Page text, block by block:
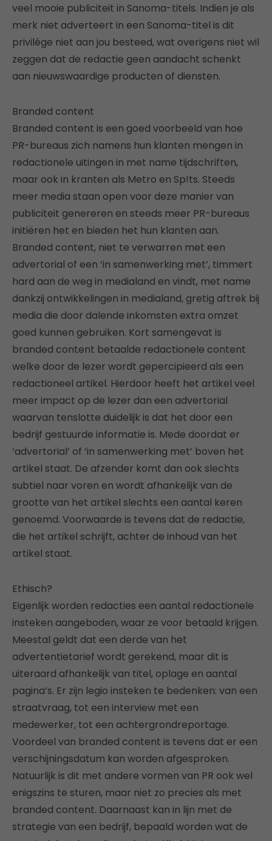
veel mooie publiciteit in Sanoma-titels. Indien je als
merk niet adverteert in een Sanoma-titel is dit
privilége niet aan jou besteed, wat overigens niet wil
zeggen dat de redactie geen aandacht schenkt
aan nieuwswaardige producten of diensten.
Branded content
Branded content is een goed voorbeeld van hoe
PR-bureaus zich namens hun klanten mengen in
redactionele uitingen in met name tijdschriften,
maar ook in kranten als Metro en Sp!ts. Steeds
meer media staan open voor deze manier van
publiciteit genereren en steeds meer PR-bureaus
initiëren het en bieden het hun klanten aan.
Branded content, niet te verwarren met een
advertorial of een ‘in samenwerking met’, timmert
hard aan de weg in medialand en vindt, met name
dankzij ontwikkelingen in medialand, gretig aftrek bij
media die door dalende inkomsten extra omzet
goed kunnen gebruiken. Kort samengevat is
branded content betaalde redactionele content
welke door de lezer wordt gepercipieerd als een
redactioneel artikel. Hierdoor heeft het artikel veel
meer impact op de lezer dan een advertorial
waarvan tenslotte duidelijk is dat het door een
bedrijf gestuurde informatie is. Mede doordat er
‘advertorial’ of ‘in samenwerking met’ boven het
artikel staat. De afzender komt dan ook slechts
subtiel naar voren en wordt afhankelijk van de
grootte van het artikel slechts een aantal keren
genoemd. Voorwaarde is tevens dat de redactie,
die het artikel schrijft, achter de inhoud van het
artikel staat.
Ethisch?
Eigenlijk worden redacties een aantal redactionele
insteken aangeboden, waar ze voor betaald krijgen.
Meestal geldt dat een derde van het
advertentietarief wordt gerekend, maar dit is
uiteraard afhankelijk van titel, oplage en aantal
pagina’s. Er zijn legio insteken te bedenken: van een
straatvraag, tot een interview met een
medewerker, tot een achtergrondreportage.
Voordeel van branded content is tevens dat er een
verschijningsdatum kan worden afgesproken.
Natuurlijk is dit met andere vormen van PR ook wel
enigszins te sturen, maar niet zo precies als met
branded content. Daarnaast kan in lijn met de
strategie van een bedrijf, bepaald worden wat de